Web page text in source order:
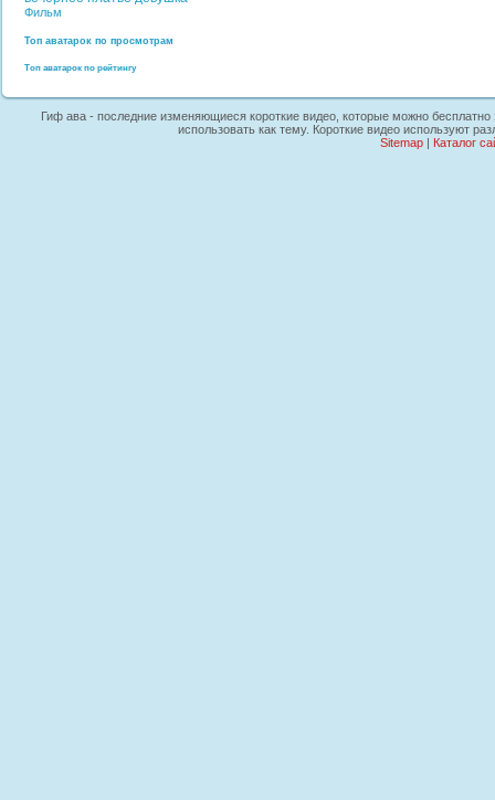
Фильм
Топ аватарок по просмотрам
Топ аватарок по рейтингу
Гиф ава - последние изменяющиеся короткие видео, которые можно
использовать как тему. Короткие видео используют
Sitemap| Каталог